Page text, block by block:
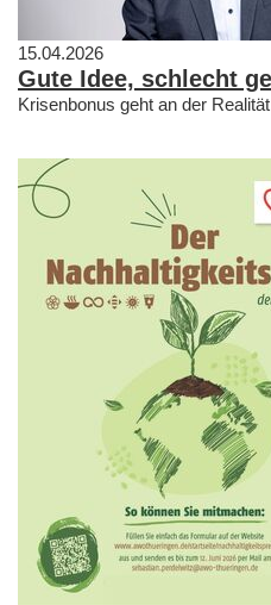
15.04.2026
Gute Idee, schlecht
Krisenbonus geht an der